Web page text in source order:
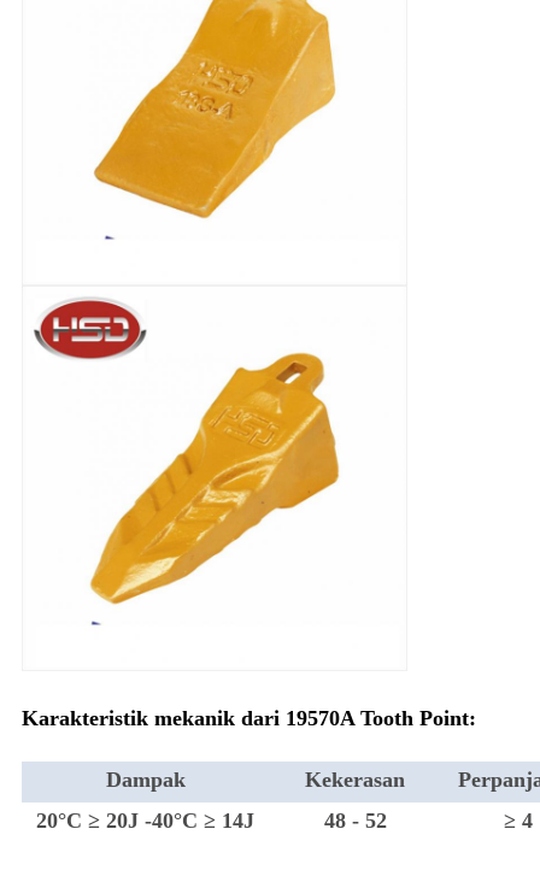
Karakteristik mekanik dari 19570A Tooth Point:
Dampak Kekerasan
n
20°C ≥ 20J -40°C ≥ 14J 48 - 52 ≥ 4